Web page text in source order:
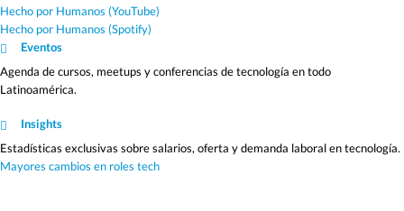
Hecho por Humanos (YouTube)
Hecho por Humanos (Spotify)
Eventos
Agenda de cursos, meetups y conferencias de tecnología en todo
Latinoamérica.
Insights
Estadísticas exclusivas sobre salarios, oferta y demanda laboral en tecnología.
Mayores cambios en roles tech